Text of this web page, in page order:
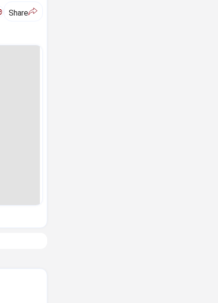
Share